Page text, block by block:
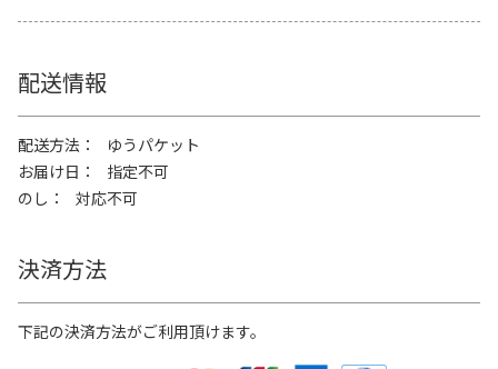
配送情報
配送方法
ゆうパケット
お届け日
指定不可
のし
対応不可
決済方法
下記の決済方法がご利用頂けます。